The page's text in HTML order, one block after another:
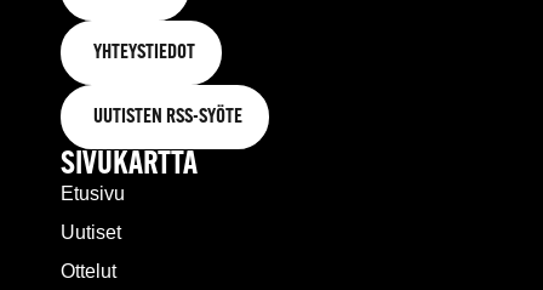
YHTEYSTIEDOT
UUTISTEN RSS-SYÖTE
SIVUKARTTA
Etusivu
Uutiset
Ottelut